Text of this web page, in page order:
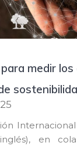
medir
en